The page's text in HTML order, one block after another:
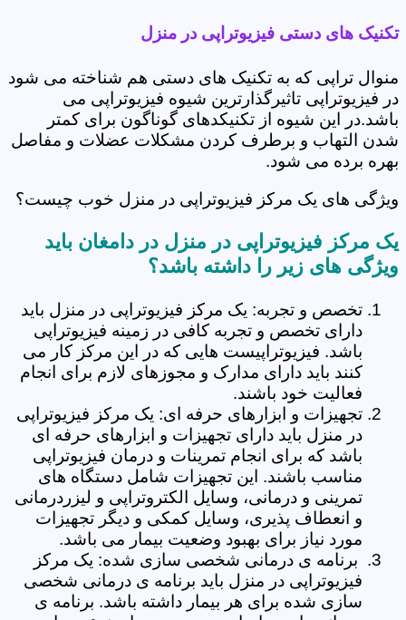
تکنیک های دستی فیزیوتراپی در منزل
منوال تراپی که به تکنیک های دستی هم شناخته می شود
در فیزیوتراپی تاثیرگذارترین شیوه فیزیوتراپی می
باشد.در این شیوه از تکنیکدهای گوناگون برای کمتر
شدن التهاب و برطرف کردن مشکلات عضلات و مفاصل
بهره برده می شود.
ویژگی های یک مرکز فیزیوتراپی در منزل خوب چیست؟
یک مرکز فیزیوتراپی در منزل در دامغان باید
ویژگی های زیر را داشته باشد؟
تخصص و تجربه: یک مرکز فیزیوتراپی در منزل باید
دارای تخصص و تجربه کافی در زمینه فیزیوتراپی
باشد. فیزیوتراپیست هایی که در این مرکز کار می
کنند باید دارای مدارک و مجوزهای لازم برای انجام
فعالیت خود باشند.
تجهیزات و ابزارهای حرفه ای: یک مرکز فیزیوتراپی
در منزل باید دارای تجهیزات و ابزارهای حرفه ای
باشد که برای انجام تمرینات و درمان فیزیوتراپی
مناسب باشند. این تجهیزات شامل دستگاه های
تمرینی و درمانی، وسایل الکتروتراپی و لیزردرمانی
و انعطاف پذیری، وسایل کمکی و دیگر تجهیزات
مورد نیاز برای بهبود وضعیت بیمار می باشد.
برنامه ی درمانی شخصی سازی شده: یک مرکز
فیزیوتراپی در منزل باید برنامه ی درمانی شخصی
سازی شده برای هر بیمار داشته باشد. برنامه ی